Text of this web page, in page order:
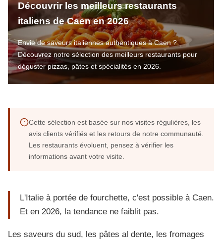
Découvrir les meilleurs restaurants
italiens de Caen en 2026
Envie de saveurs italiennes authentiques à Caen ?
Découvrez notre sélection des meilleurs restaurants pour
déguster pizzas, pâtes et spécialités en 2026.
Cette sélection est basée sur nos visites régulières, les
avis clients vérifiés et les retours de notre communauté.
Les restaurants évoluent, pensez à vérifier les
informations avant votre visite.
L'Italie à portée de fourchette, c'est possible à Caen.
Et en 2026, la tendance ne faiblit pas.
Les saveurs du sud, les pâtes al dente, les fromages